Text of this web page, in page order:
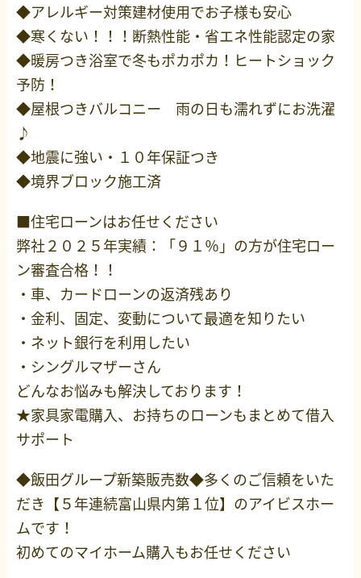
◆アレルギー対策建材使用でお子様も安心
◆寒くない！！！断熱性能・省エネ性能認定の家
◆暖房つき浴室で冬もポカポカ！ヒートショック
予防！
◆屋根つきバルコニー 雨の日も濡れずにお洗濯
♪
◆地震に強い・１０年保証つき
◆境界ブロック施工済
■住宅ローンはお任せください
弊社２０２５年実績：「９１％」の方が住宅ロー
ン審査合格！！
・車、カードローンの返済残あり
・金利、固定、変動について最適を知りたい
・ネット銀行を利用したい
・シングルマザーさん
どんなお悩みも解決しております！
★家具家電購入、お持ちのローンもまとめて借入
サポート
◆飯田グループ新築販売数◆多くのご信頼をいた
だき【５年連続富山県内第１位】のアイビスホー
ムです！
初めてのマイホーム購入もお任せください